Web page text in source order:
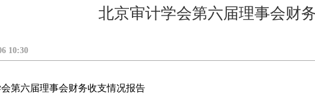
北京审计学会第六届理事会财
10:30
第六届理事会财务收支情况报告